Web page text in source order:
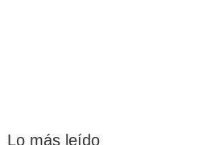
Lo más leído